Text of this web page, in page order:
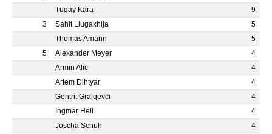
Tugay Kara
9
3
Sahit Llugaxhija
5
Thomas Amann
5
5
Alexander Meyer
4
Armin Alic
4
Artem Dihtyar
4
Gentrit Grajqevci
4
Ingmar Hell
4
Joscha Schuh
4